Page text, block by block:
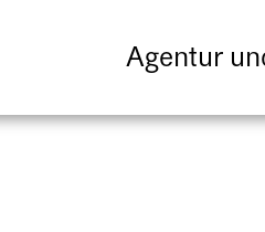
Agentur